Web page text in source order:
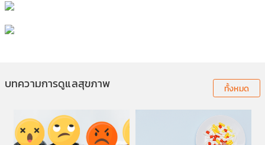
บทความการดูแลสุขภาพ ทั้งหมด